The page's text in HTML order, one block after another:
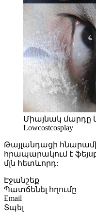
Միայնակ մարդը
Lowcostcosplay
Թայլանդացի
հրապարակում է
մլն հետևորդ:
Էջանշեք
Պատճենել հղումը
Email
Տպել